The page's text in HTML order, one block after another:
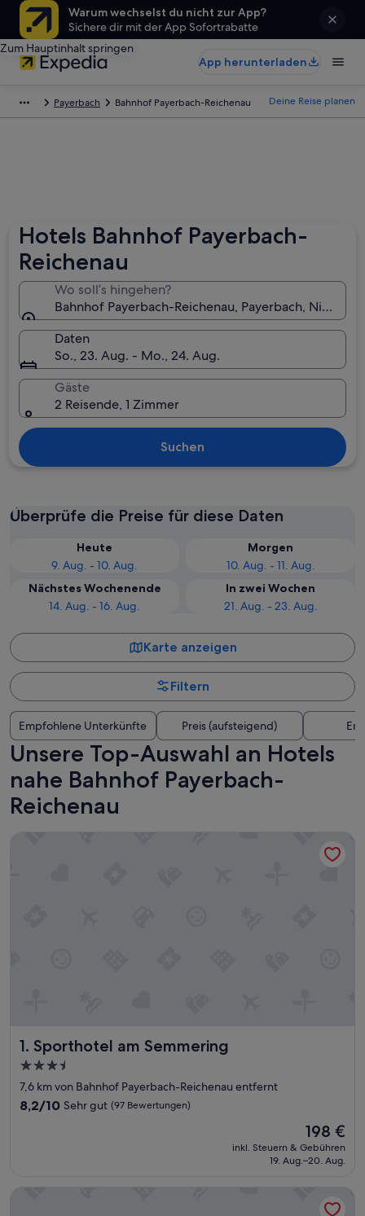
Warum wechselst du nicht zur App?
Sichere dir mit der App Sofortrabatte
Zum Hauptinhalt springen
App herunterladen
Payerbach Bahnhof Payerbach-Reichenau Deine Reise planen
Hotels Bahnhof Payerbach-
Reichenau
Wo soll’s hingehen?
Bahnhof Payerbach-Reichenau, Payerbach,
Daten
So., 23. Aug. - Mo., 24. Aug.
Gäste
2 Reisende, 1 Zimmer
Suchen
Überprüfe die Preise für diese Daten
Heute
9. Aug. - 10. Aug.
Morgen
10. Aug. - 11. Aug.
Nächstes Wochenende
14. Aug. - 16. Aug.
In zwei Wochen
21. Aug. - 23. Aug.
Karte anzeigen
Filtern
Empfohlene Unterkünfte Preis (aufsteigend)
Unsere Top-Auswahl an Hotels
nahe Bahnhof Payerbach-
Reichenau
1. Sporthotel am Semmering
Sporthotel am Semmering
3.5-
Sterne-
Unterkunft
7,6 km von Bahnhof Payerbach-Reichenau entfernt
8.2
Bewertungen)
8,2/10 Sehr gut (97 Bewertungen)
Der
Preis
beträgt
198 €
inkl. Steuern & Gebühren
19. Aug.–20. Aug.